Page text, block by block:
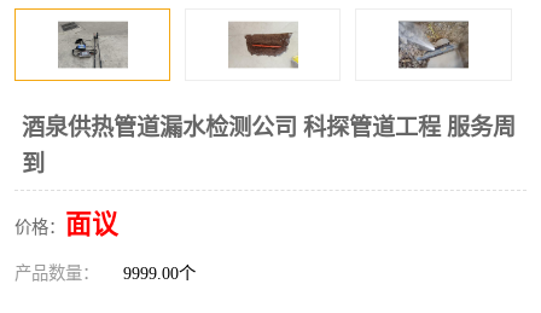
酒泉供热管道漏水检测公司 科探管道工程 服务周
到
价格： 面议
产品数量： 9999.00个